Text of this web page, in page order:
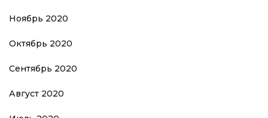
Ноябрь 2020
Октябрь 2020
Сентябрь 2020
Август 2020